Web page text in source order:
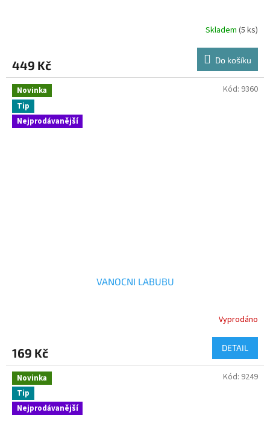
Skladem (5 ks)
449 Kč Do košíku
Novinka
Tip
Nejprodávanější
VANOCNI LABUBU
Vyprodáno
169 Kč DETAIL
Kód: 9360
Novinka
Tip
Nejprodávanější
Kód: 9249